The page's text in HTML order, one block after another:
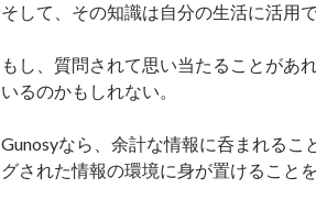
そして、その知識は自分の生活に活用
もし、質問されて思い当たることがあ
いるのかもしれない。
Gunosyなら、余計な情報に呑まれる
グされた情報の環境に身が置けること